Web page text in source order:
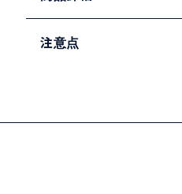
注意点